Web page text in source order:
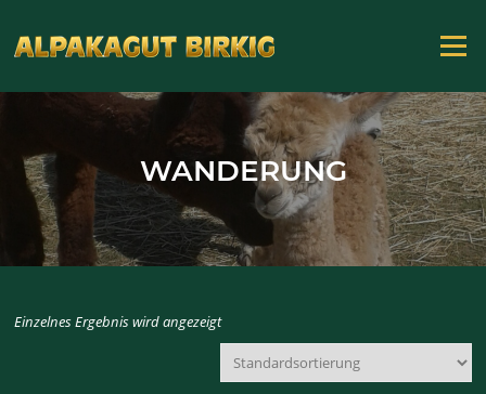
Inhalt
springen
Menü
WANDERUNG
Einzelnes Ergebnis wird angezeigt